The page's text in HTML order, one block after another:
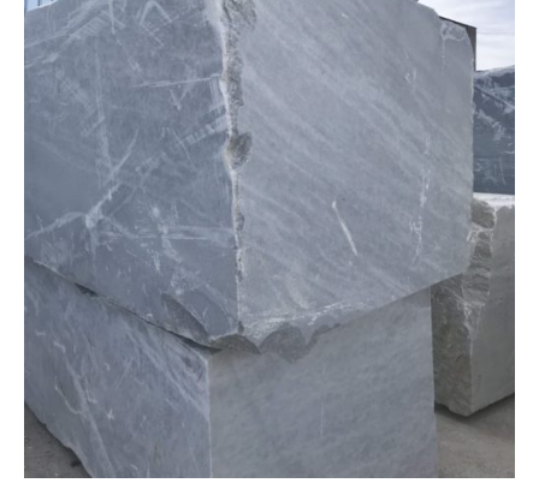
NARUDŽBE PO MJERI
O NAMA
NOVI PROIZVODI
SHOWROOM
KONTAKTI